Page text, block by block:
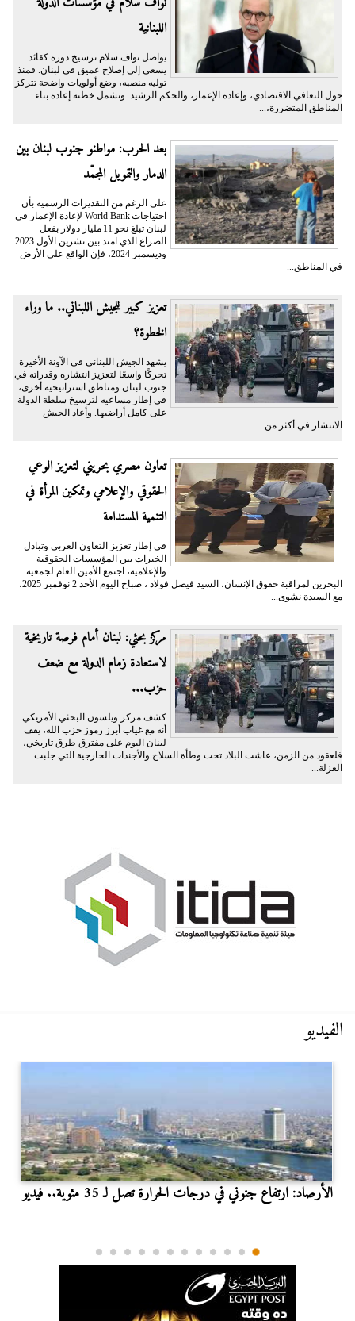
اللبنانية
يواصل نواف سلام ترسيخ دوره كقائد
يسعى إلى إصلاح عميق في لبنان. فمنذ
توليه منصبه، وضع أولويات واضحة تتركز
حول التعافي الاقتصادي، وإعادة الإعمار، والحكم الرشيد. وتشمل خطته إعادة بناء
المناطق المتضررة،...
بعد الحرب: مواطنو جنوب لبنان بين
الدمار والتمويل المجمّد
على الرغم من التقديرات الرسمية بأن
احتياجات World Bank لإعادة الإعمار في
لبنان تبلغ نحو 11 مليار دولار بفعل
الصراع الذي امتد بين تشرين الأول 2023
وديسمبر 2024، فإن الواقع على الأرض
في المناطق...
تعزيز كبير للجيش اللبناني.. ما وراء
الخطوة؟
يشهد الجيش اللبناني في الآونة الأخيرة
تحركًا واسعًا لتعزيز انتشاره وقدراته في
جنوب لبنان ومناطق استراتيجية أخرى،
في إطار مساعيه لترسيخ سلطة الدولة
على كامل أراضيها. وأعاد الجيش
الانتشار في أكثر من...
تعاون مصري بحريني لتعزيز الوعي
الحقوقي والإعلامي وتمكين المرأة في
التنمية المستدامة
في إطار تعزيز التعاون العربي وتبادل
الخبرات بين المؤسسات الحقوقية
والإعلامية، اجتمع الأمين العام لجمعية
البحرين لمراقبة حقوق الإنسان، السيد فيصل فولاذ ، صباح اليوم الأحد 2 نوفمبر 2025،
مع السيدة نشوى...
مركز بحثي: لبنان أمام فرصة تاريخية
لاستعادة زمام الدولة مع ضعف
حزب...
كشف مركز ويلسون البحثي الأمريكي
أنه مع غياب أبرز رموز حزب الله، يقف
لبنان اليوم على مفترق طرق تاريخي،
فلعقود من الزمن، عاشت البلاد تحت وطأة السلاح والأجندات الخارجية التي جلبت
العزلة...
الفيديو
الأرصاد: ارتفاع جنوني في درجات الحرارة تصل لـ 35 مئوية.. فيديو